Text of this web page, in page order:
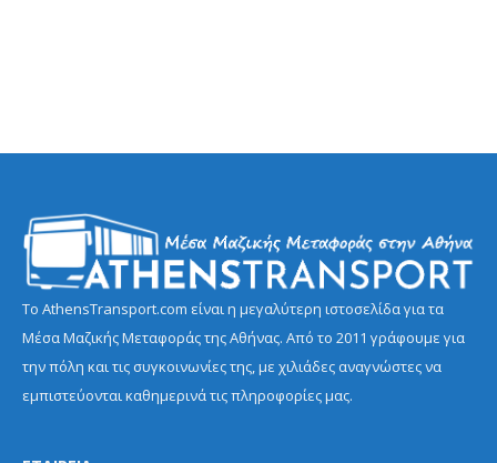
Το AthensTransport.com είναι η μεγαλύτερη ιστοσελίδα για τα
Μέσα Μαζικής Μεταφοράς της Αθήνας. Από το 2011 γράφουμε για
την πόλη και τις συγκοινωνίες της, με χιλιάδες αναγνώστες να
εμπιστεύονται καθημερινά τις πληροφορίες μας.